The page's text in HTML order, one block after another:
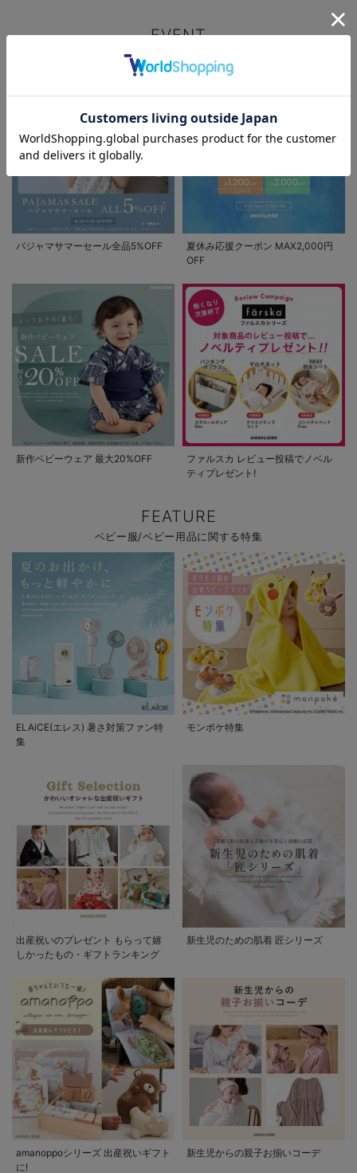
お気に入り商品を確認する
EVENT
セール / クーポン情報
パジャマサマーセール全品5%OFF
夏休み応援クーポン MAX2,000円
OFF
新作ベビーウェア 最大20%OFF
ファルスカ レビュー投稿でノベル
ティプレゼント!
FEATURE
ベビー服/ベビー用品に関する特集
ELAiCE(エレス) 暑さ対策ファン特
集
モンポケ特集
出産祝いのプレゼント もらって嬉
しかったもの・ギフトランキング
新生児のための肌着 匠シリーズ
amanoppoシリーズ 出産祝いギフト
に!
新生児からの親子お揃いコーデ